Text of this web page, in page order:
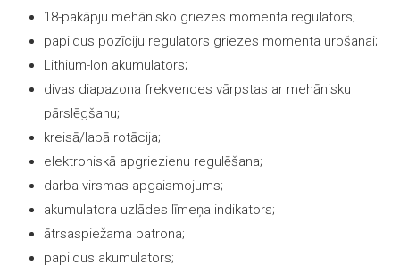
18-pakāpju mehānisko griezes momenta regulators;
papildus pozīciju regulators griezes momenta urbšanai;
Lithium-Ion akumulators;
divas diapazona frekvences vārpstas ar mehānisku
pārslēgšanu;
kreisā/labā rotācija;
elektroniskā apgriezienu regulēšana;
darba virsmas apgaismojums;
akumulatora uzlādes līmeņa indikators;
ātrsaspiežama patrona;
papildus akumulators;